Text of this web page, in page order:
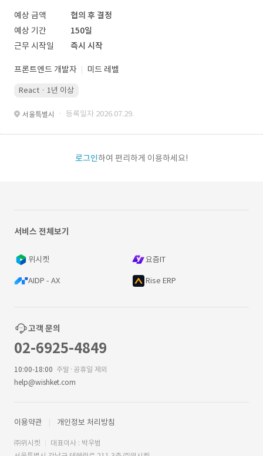
예상 금액
협의 후 결정
예상 기간
150일
근무 시작일
즉시 시작
프론트엔드 개발자 미드 레벨
React · 1년 이상
서울특별시 · 등록일자 2026.07.29.
로그인하여 편리하게 이용하세요!
서비스 전체보기
위시켓 요즘IT
AIDP - AX Rise ERP
고객 문의
02-6925-4849
10:00-18:00 주말·공휴일 제외
help@wishket.com
이용약관 개인정보 처리방침
㈜위시켓
대표이사 : 박우범